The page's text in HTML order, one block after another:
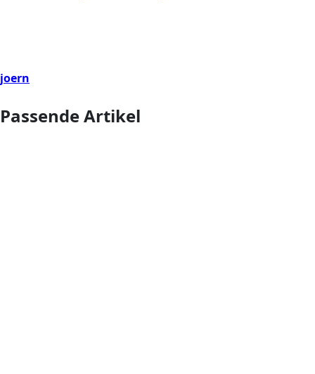
joern
Passende Artikel